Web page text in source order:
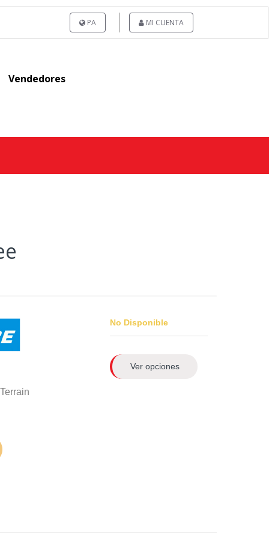
PA MI CUENTA
Vendedores
No Disponible
Ver opciones